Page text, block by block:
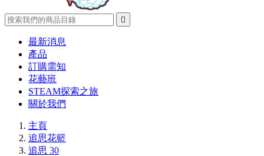

最新消息
產品
訂購需知
花藝班
STEAM探索之旅
關於我們
主頁
追思花籃
追思 30